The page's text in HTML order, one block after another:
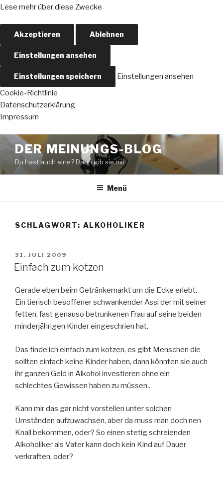
Lese mehr über diese Zwecke
Akzeptieren Ablehnen
Einstellungen ansehen
Einstellungen speichern
Einstellungen ansehen
Cookie-Richtlinie
Datenschutzerklärung
Impressum
Zum
Inhalt
springen
DER MEINUNGS-BLOG
Du hast auch eine? Dann gib sie mir..
Menü
SCHLAGWORT: ALKOHOLIKER
VERÖFFENTLICHT
AM
31. JULI 2009
Einfach zum kotzen
Gerade eben beim Getränkemarkt um die Ecke erlebt.
Ein tierisch besoffener schwankender Assi der mit seiner
fetten, fast genauso betrunkenen Frau auf seine beiden
minderjährigen Kinder eingeschrien hat.
Das finde ich einfach zum kotzen, es gibt Menschen die
sollten einfach keine Kinder haben, dann könnten sie auch
ihr ganzen Geld in Alkohol investieren ohne ein
schlechtes Gewissen haben zu müssen..
Kann mir das gar nicht vorstellen unter solchen
Umständen aufzuwachsen, aber da muss man doch nen
Knall bekommen, oder? So einen stetig schreienden
Alkoholiker als Vater kann doch kein Kind auf Dauer
verkraften, oder?